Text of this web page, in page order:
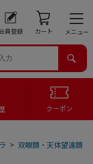
会員登録 カート メニュー
クーポン
> 双眼鏡・天体望遠鏡・